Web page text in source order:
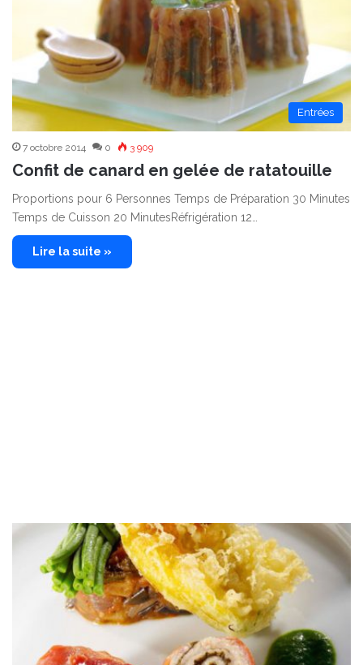
Entrées
7 octobre 2014 0 3 909
Confit de canard en gelée de ratatouille
Proportions pour 6 Personnes Temps de Préparation 30 Minutes
Temps de Cuisson 20 MinutesRéfrigération 12…
Lire la suite »